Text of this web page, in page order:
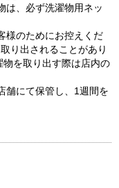
は、必ず洗濯物用ネッ
様のためにお控えくだ
り出されることがあり
物を取り出す際は店内の
舗にて保管し、1週間を